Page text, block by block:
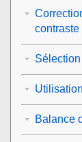
contraste
Balance